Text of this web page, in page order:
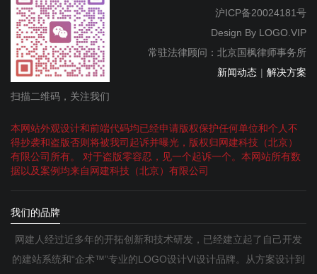
扫描二维码，关注我们
沪ICP备20024181号
Design By LOGO.VIP
常驻法律顾问：北京国枫律师事务所
新闻动态 | 解决方案
本网站外观设计和前端代码均已经申请版权保护任何单位和个人不
得抄袭和盗版否则将被我司起诉并曝光，版权归网建科技（北京）
有限公司所有。 对于盗版零容忍，见一个起诉一个。本网站所有数
据以及案例均来自网建科技（北京）有限公司
我们的品牌
网建人经过近多年的开拓创新和技术研发，已经建立起了自己开发
的建站系统和“企术™”专业的LOGO设计VI设计品牌。从方案设计到